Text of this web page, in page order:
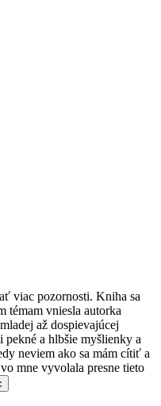
viac pozornosti. Kniha sa
témam vniesla autorka
až dospievajúcej
a hlbšie myšlienky a
neviem ako sa mám cítiť a
mne vyvolala presne tieto